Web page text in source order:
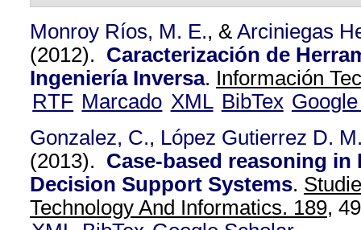
Monroy Ríos, M. E., & Arciniegas
(2012). Caracterización de
Ingeniería Inversa. Información
RTF Marcado XML BibTex
Gonzalez, C., López Gutierrez D.
(2013). Case-based reasoning
Decision Support Systems.
Technology And Informatics. 189,